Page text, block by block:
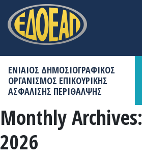
ΕΝΙΑΙΟΣ ΔΗΜΟΣΙΟΓΡΑΦΙΚΟΣ
ΟΡΓΑΝΙΣΜΟΣ ΕΠΙΚΟΥΡΙΚΗΣ
ΑΣΦΑΛΙΣΗΣ ΠΕΡΙΘΑΛΨΗΣ
Monthly Archives:
2026